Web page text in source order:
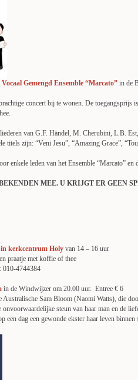
Gemengd Ensemble “Marcato” in de
concert bij te wonen. De toegangsprijs
liederen van G.F. Händel, M. Cherubini, L.B.
titels zijn: “Veni Jesu”, “Amazing Grace”,
enkele leden van het Ensemble “Marcato” en
MEE. U KRIJGT ER GEEN
kerkcentrum Holy van 14 – 16 uur
praatje met koffie of thee
010-4744384
in de Windwijzer om 20.00 uur. Entree € 6
Australische Sam Bloom (Naomi Watts), die
steun van haar man en de
een dag een gewonde ekster haar leven binnen